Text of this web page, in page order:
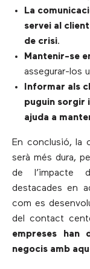
La
servei al
de crisi.
Mantenir-se
assegurar-los
Informar als
puguin sorgir
ajuda a
En conclusió, la
serà més dura,
de l’impacte
destacades en
com es
del contact
empreses han
negocis amb